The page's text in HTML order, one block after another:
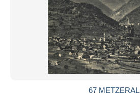
67 METZERAL